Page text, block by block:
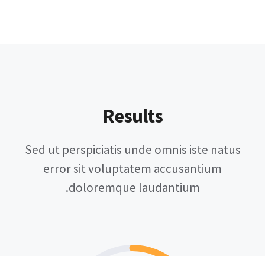
Results
Sed ut perspiciatis unde omnis iste natus
error sit voluptatem accusantium
doloremque laudantium.